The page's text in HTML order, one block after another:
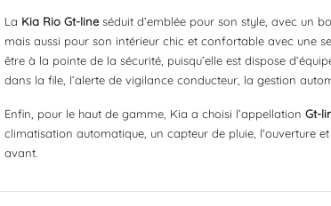
La Kia Rio Gt-lineséduit d’emblée pour son style, avec un
mais aussi pour son intérieur chic et confortable avec une
être à la pointe de la sécurité, puisqu’elle est dispose
dans la file, l’alerte de vigilance conducteur, la gestion
Enfin, pour le haut de gamme, Kia a choisi l’appellationGt-
climatisation automatique, un capteur de pluie, l'ouverture
avant.